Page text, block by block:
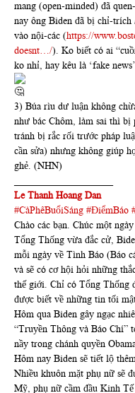
mang (open-minded) đã
nay ông Biden đã bị chỉ-trích
vào nội-các (https://
doesnt…/). Ko biết có ai
ko nhỉ, hay kêu là ‘fake
3) Búa rìu dư luận không
như bác Chôm, làm sai thì
tránh bị rắc rối trước pháp
cần sửa) nhưng không giúp
ghẻ. (NHN)
Le Thanh Hoang Dan
#CàPhêBuổiSáng #ĐiểmBáo
Chào các bạn. Chúc một
Tổng Thống vừa đắc cử,
mỗi ngày về Tình Báo (Báo
và sẽ có cơ hội hỏi những
thế giới. Chỉ có Tổng Thống
được biết về những tin tối
Hôm qua Biden gây ngạc
“Truyền Thông và Báo Chí”
nầy trong chánh quyền
Hôm nay Biden sẽ tiết lộ
Nhiều khuôn mặt phụ nữ sẽ
Mỹ, phụ nữ cầm đầu Kinh